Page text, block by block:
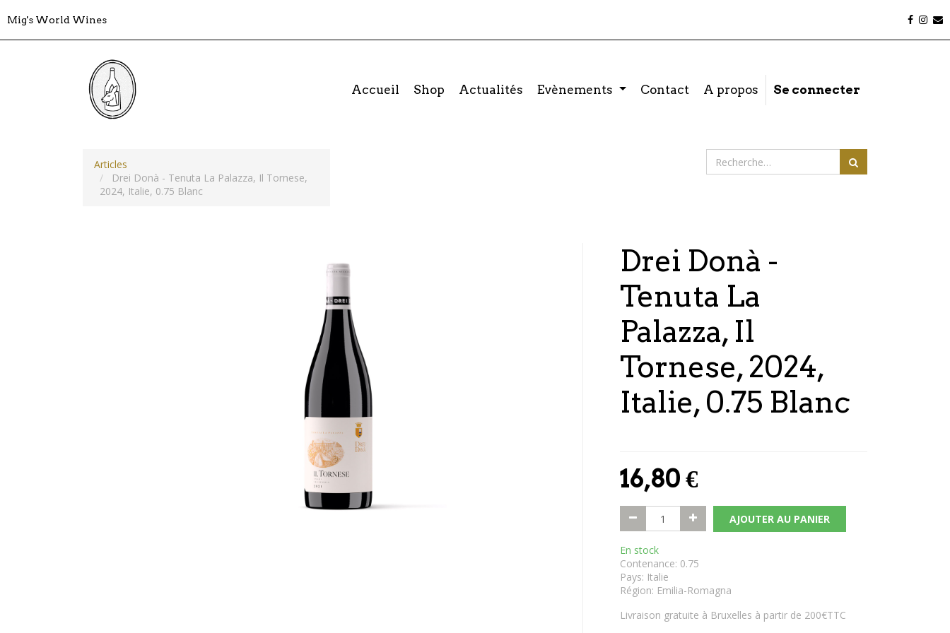
Mig's World Wines
Accueil Shop Actualités Evènements Contact A propos Se connecter
Articles
Drei Donà - Tenuta La Palazza, Il Tornese,
2024, Italie, 0.75 Blanc
Drei Donà -
Tenuta La
Palazza, Il
Tornese, 2024,
Italie, 0.75 Blanc
16,80€
AJOUTER AU PANIER
En stock
Contenance: 0.75
Pays: Italie
Région: Emilia-Romagna
Livraison gratuite à Bruxelles à partir de 200€TTC